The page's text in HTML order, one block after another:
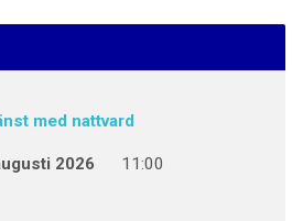
med nattvard
2026 11:00